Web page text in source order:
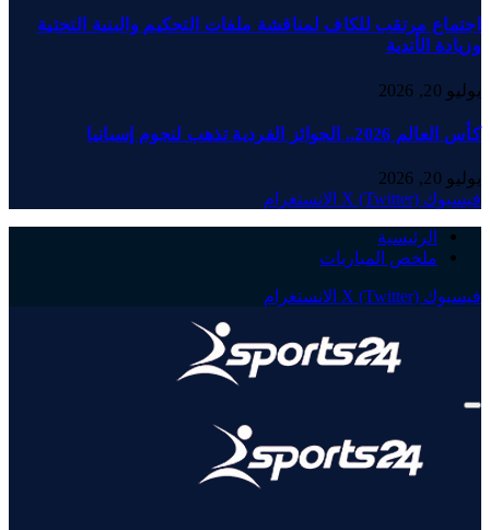
اجتماع مرتقب للكاف لمناقشة ملفات التحكيم والبنية التحتية
وزيادة الأندية
يوليو 20, 2026
كأس العالم 2026.. الجوائز الفردية تذهب لنجوم إسبانيا
يوليو 20, 2026
فيسبوك X (Twitter) الانستغرام
الرئيسية
ملخص المباريات
فيسبوك X (Twitter) الانستغرام